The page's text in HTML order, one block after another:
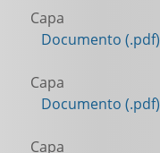
Capa
Documento (.pdf)
Capa
Documento (.pdf)
Capa